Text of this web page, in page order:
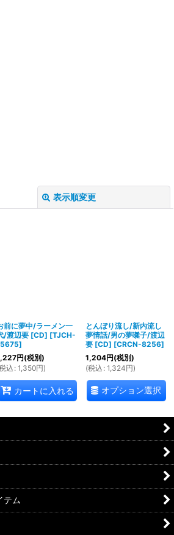
表示順変更
前に夢中/ラーメン一
/渡辺要 [CD] [TJCH-
]
円(税別)
込 : 1,350円)
カートに入れる
とんぼり流し/新内流し
夢情話/男の夢囃子/渡辺
要 [CD] [CRCN-8256]
1,204円(税別)
(税込 : 1,324円)
オプション選択
テム